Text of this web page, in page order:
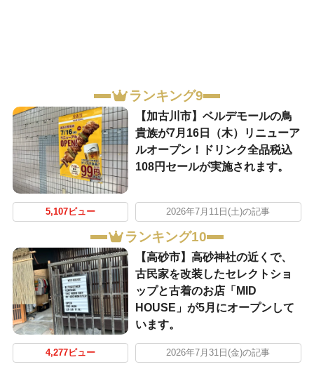
ランキング9
【加古川市】ベルデモールの鳥
貴族が7月16日（木）リニューア
ルオープン！ドリンク全品税込
108円セールが実施されます。
5,107ビュー 2026年7月11日(土)の記事
ランキング10
【高砂市】高砂神社の近くで、
古民家を改装したセレクトショ
ップと古着のお店「MID
HOUSE」が5月にオープンして
います。
4,277ビュー 2026年7月31日(金)の記事